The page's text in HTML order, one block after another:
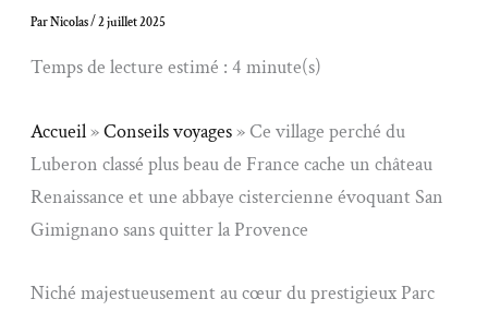
ParNicolas/2 juillet 2025
Temps de lecture estimé : 4 minute(s)
Accueil»Conseils voyages» Ce village perché du
Luberon classé plus beau de France cache un château
Renaissance et une abbaye cistercienne évoquant San
Gimignano sans quitter la Provence
Niché majestueusement au cœur du prestigieux Parc